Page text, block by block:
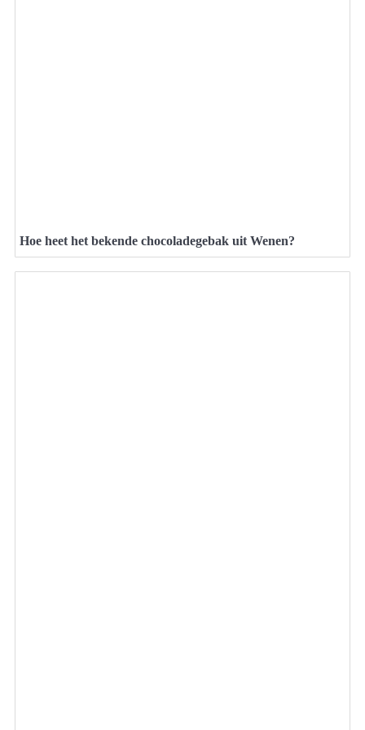
Hoe heet het bekende chocoladegebak uit Wenen?